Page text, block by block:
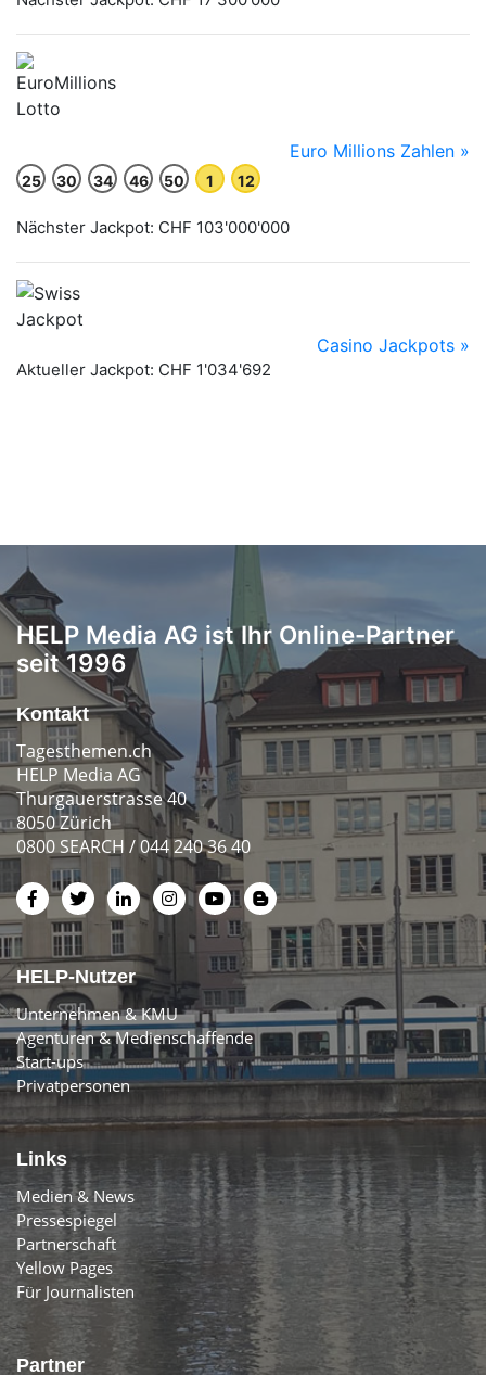
HELP Media AG ist Ihr Online-Partner
seit 1996
Kontakt
Tagesthemen.ch
HELP Media AG
Thurgauerstrasse 40
8050 Zürich
0800 SEARCH / 044 240 36 40
HELP-Nutzer
Unternehmen & KMU
Agenturen & Medienschaffende
Start-ups
Privatpersonen
Links
Medien & News
Pressespiegel
Partnerschaft
Yellow Pages
Für Journalisten
Partner